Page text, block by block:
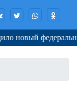
новый федеральный